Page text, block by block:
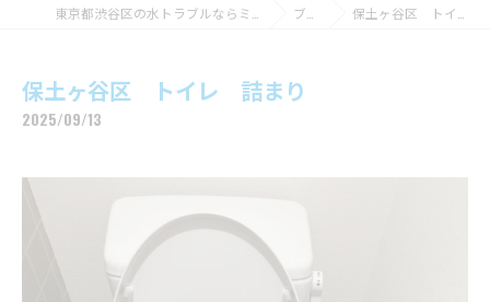
ブログ 保土ヶ谷区 トイレ 詰まり
保土ヶ谷区 トイレ 詰まり
2025/09/13